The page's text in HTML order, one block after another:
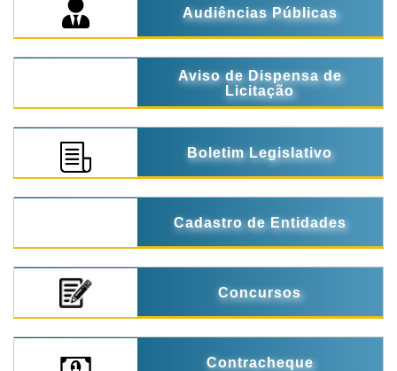
Audiências Públicas
Aviso de Dispensa de
Licitação
Boletim Legislativo
Cadastro de Entidades
Concursos
Contracheque